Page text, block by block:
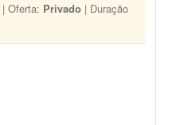
| Oferta: Privado | Duração